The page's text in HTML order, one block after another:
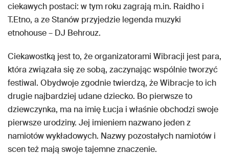
ciekawych postaci: w tym roku zagrają m.in. Raidho i
T.Etno, a ze Stanów przyjedzie legenda muzyki
etnohouse – DJ Behrouz.
Ciekawostką jest to, że organizatorami Wibracji jest para,
która związała się ze sobą, zaczynając wspólnie tworzyć
festiwal. Obydwoje zgodnie twierdzą, że Wibracje to ich
drugie najbardziej udane dziecko. Bo pierwsze to
dziewczynka, ma na imię Łucja i właśnie obchodzi swoje
pierwsze urodziny. Jej imieniem nazwano jeden z
namiotów wykładowych. Nazwy pozostałych namiotów i
scen też mają swoje tajemne znaczenie.